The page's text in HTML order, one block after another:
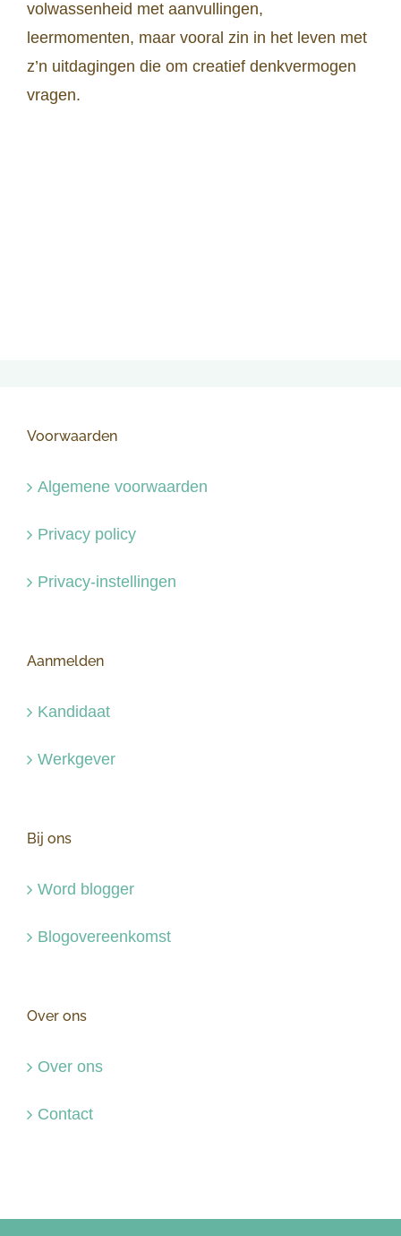
volwassenheid met aanvullingen,
leermomenten, maar vooral zin in het leven met
z’n uitdagingen die om creatief denkvermogen
vragen.
Voorwaarden
Algemene voorwaarden
Privacy policy
Privacy-instellingen
Aanmelden
Kandidaat
Werkgever
Bij ons
Word blogger
Blogovereenkomst
Over ons
Over ons
Contact